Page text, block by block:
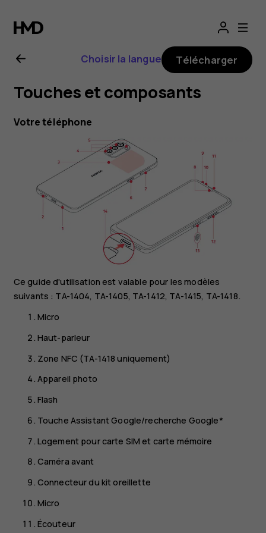
Guide
de
l'utilisateur
Nokia
Choisir la langue Télécharger
Touches et composants
Votre téléphone
Ce guide d'utilisation est valable pour les modèles
suivants : TA-1404, TA-1405, TA-1412, TA-1415, TA-1418.
Micro
Haut-parleur
Zone NFC (TA-1418 uniquement)
Appareil photo
Flash
Touche Assistant Google/recherche Google*
Logement pour carte SIM et carte mémoire
Caméra avant
Connecteur du kit oreillette
Micro
Écouteur